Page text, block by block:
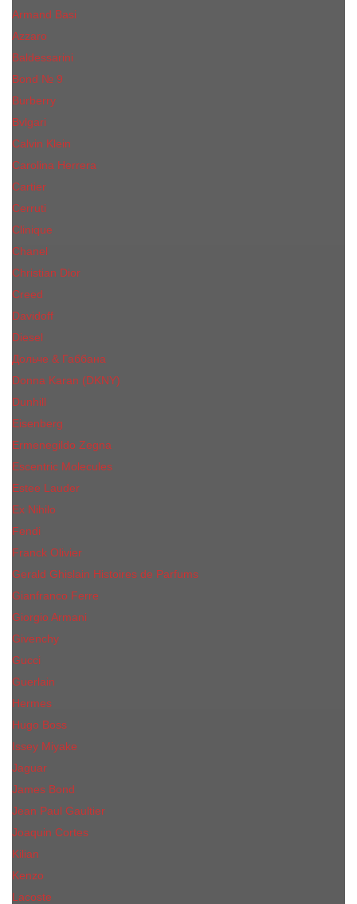
Armand Basi
Azzaro
Baldessarini
Bond № 9
Burberry
Bvlgari
Calvin Klein
Carolina Herrera
Cartier
Cerruti
Сliniquе
Chanel
Christian Dior
Creed
Davidoff
Diesel
Дольче & Габбана
Donna Karan (DKNY)
Dunhill
Eisenberg
Ermenegildo Zegna
Escentric Molecules
Еsteе Lаudеr
Ex Nihilo
Fendi
Franck Olivier
Gerald Ghislain Histoires de Parfums
Gianfranco Ferre
Giorgio Armani
Givenchy
Gucci
Guerlain
Hermes
Hugo Boss
Issey Miyake
Jaguar
James Bond
Jean Paul Gaultier
Joaquin Сortes
Kilian
Kenzo
Lacoste